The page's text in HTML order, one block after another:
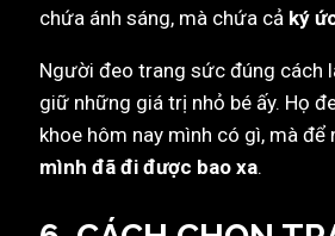
chứa ánh sáng, mà chứa cả ký
Người đeo trang sức đúng cách
giữ những giá trị nhỏ bé ấy. Họ
khoe hôm nay mình có gì, mà để
mình đã đi được bao xa.